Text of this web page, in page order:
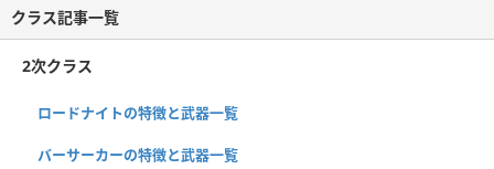
クラス記事一覧
2次クラス
ロードナイトの特徴と武器一覧
バーサーカーの特徴と武器一覧